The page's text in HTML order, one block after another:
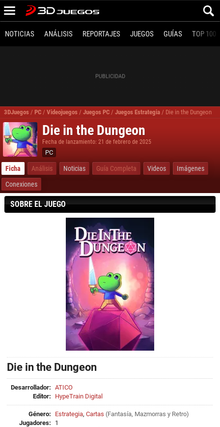
NOTICIAS ANÁLISIS REPORTAJES JUEGOS GUÍAS TOP 100
3DJuegos / PC / Videojuegos / Juegos PC / Juegos Estrategia / Die in the Dungeon
Die in the Dungeon
Fecha de lanzamiento: 21 de febrero de 2025
PC
Ficha Análisis Noticias Guía Completa Videos
Imágenes
Conexiones
SOBRE EL JUEGO
Die in the Dungeon
Desarrollador: ATICO
Editor:
HypeTrain Digital
Género: Estrategia, Cartas (Fantasía, Mazmorras y Retro)
Jugadores:
1